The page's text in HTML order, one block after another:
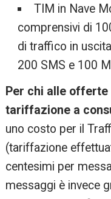
TIM in Nave
comprensivi di
di traffico in
200 SMS e 100
Per chi alle
tariffazione a
uno costo per il
(tariffazione
centesimi per
messaggi è invece